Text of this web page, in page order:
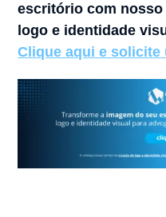
escritório com
logo e identidade
Clique aqui e solicite